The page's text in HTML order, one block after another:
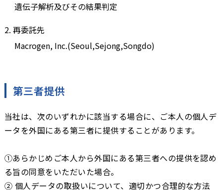
遺伝子解析及びその結果判定
再委託先
Macrogen, Inc.(Seoul,Sejong,Songdo)
第三者提供
当社は、次のいずれかに該当する場合に、ご本人の個人デ
ータを外国にある第三者に提供することがあります。
①あらかじめご本人から外国にある第三者への提供を認め
る旨の同意をいただいた場合。
② 個人データの取扱いについて、適切かつ合理的な方法